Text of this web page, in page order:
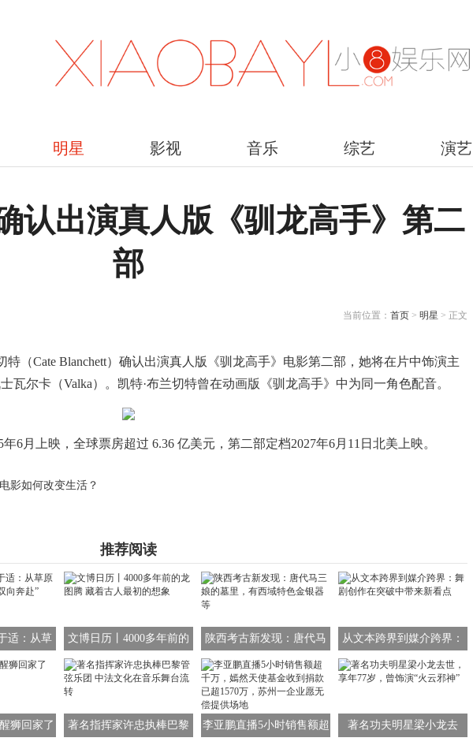
明星 影视 音乐 综艺 演艺
认出演真人版《驯龙高手》第二
部
当前位置： 首页 > 明星 > 正文
Cate Blanchett）确认出演真人版《驯龙高手》电影第二部，她将在片中饰演主
瓦尔卡（Valka）。凯特·布兰切特曾在动画版《驯龙高手》中为同一角色配音。
月上映，全球票房超过 6.36 亿美元，第二部定档2027年6月11日北美上映。
影如何改变生活？
推荐阅读
适：从草
“双向奔
文博日历丨4000多年前的
龙图腾 藏着古人最初的想
象
陕西考古新发现：唐代马
三娘的墓里，有西域特色
金银器等
从文本跨界到媒介跨界：
舞剧创作在突破中带来新
看点
狮回家了
著名指挥家许忠执棒巴黎
李亚鹏直播5小时销售额超
著名功夫明星梁小龙去